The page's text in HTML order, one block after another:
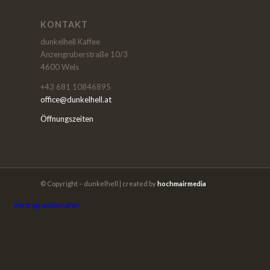
KONTAKT
dunkelhell Kaffee
Anzengruberstraße 10/3
4600 Wels
+43 681 10846895
office@dunkelhell.at
Öffnungszeiten
© Copyright – dunkelhell | created byhochmairmedia
Vertrag widerrufen